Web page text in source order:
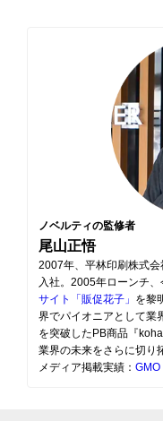
ノベルティの監修者
尾山正悟
2007年、平林印刷株式会
入社。2005年ローンチ
サイト「販促花子」 を黎
界でパイオニアとして業
を突破したPB商品『
業界の未来をさらに切り
メディア掲載実績： GMO